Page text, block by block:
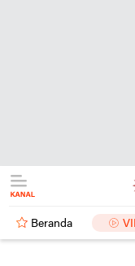
Beranda